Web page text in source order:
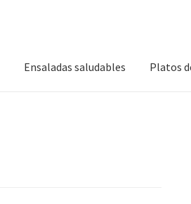
Ensaladas saludables Platos